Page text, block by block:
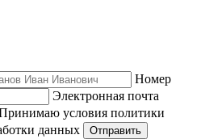
Номер
Электронная почта
условия политики
данных
Отправить